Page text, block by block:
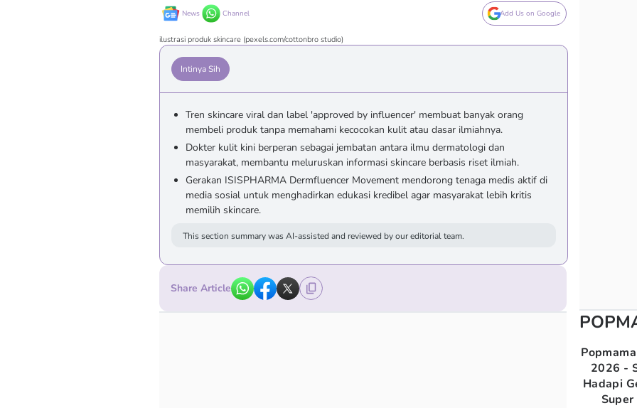
News Channel Add Us on Google
ilustrasi produk skincare (pexels.com/cottonbro studio)
Intinya Sih
Tren skincare viral dan label 'approved by influencer' membuat banyak orang
membeli produk tanpa memahami kecocokan kulit atau dasar ilmiahnya.
Dokter kulit kini berperan sebagai jembatan antara ilmu dermatologi dan
masyarakat, membantu meluruskan informasi skincare berbasis riset ilmiah.
Gerakan ISISPHARMA Dermfluencer Movement mendorong tenaga medis aktif di
media sosial untuk menghadirkan edukasi kredibel agar masyarakat lebih kritis
memilih skincare.
This section summary was AI-assisted and reviewed by our editorial team.
Share Article
2026 -
Hadapi